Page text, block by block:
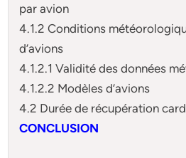
par avion
4.1.2 Conditions
d’avions
4.1.2.1 Validité des données
4.1.2.2 Modèles d’avions
4.2 Durée de récupération
CONCLUSION